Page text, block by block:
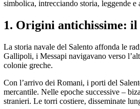
simbolica, intrecciando storia, leggende e
1. Origini antichissime: il
La storia navale del Salento affonda le
Gallipoli, i Messapi navigavano verso
colonie greche.
Con l’arrivo dei Romani, i porti del
mercantile. Nelle epoche successive –
stranieri. Le torri costiere, disseminate